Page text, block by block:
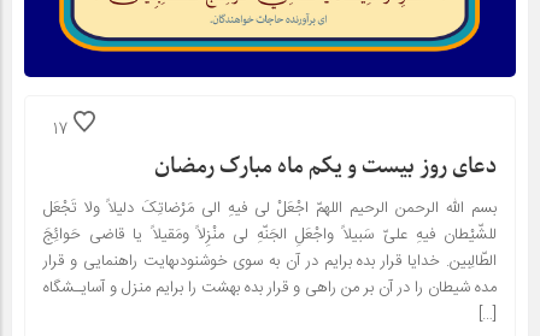
17
دعای روز بیست و یکم ماه مبارک رمضان
بسم الله الرحمن الرحیم اللهمّ اجْعَلْ لی فیهِ الى مَرْضاتِکَ دلیلاً ولا تَجْعَل
للشّیْطان فیهِ علیّ سَبیلاً واجْعَلِ الجَنّهِ لی منْزِلاً ومَقیلاً یا قاضی حَوائِجَ
الطّالِبین. خدایا قرار بده برایم در آن به سوى خوشنودىهایت راهنمایى و قرار
مده شیطان را در آن بر من راهى و قرار بده بهشت را برایم منزل و آسایـشگاه
[…]